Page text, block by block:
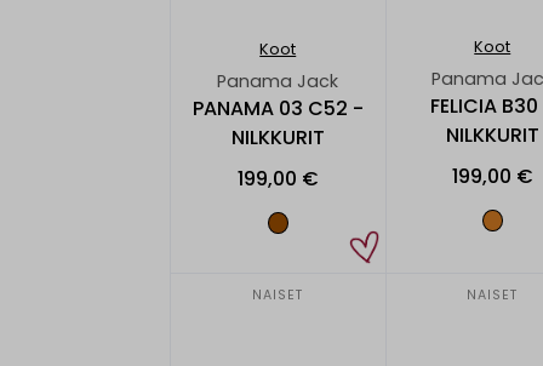
Koot
Panama Jack
PANAMA 03 C52 -
NILKKURIT
199,00 €
Koot
Panama
FELICIA
NILKKURIT
199,00 €
NAISET NAISET